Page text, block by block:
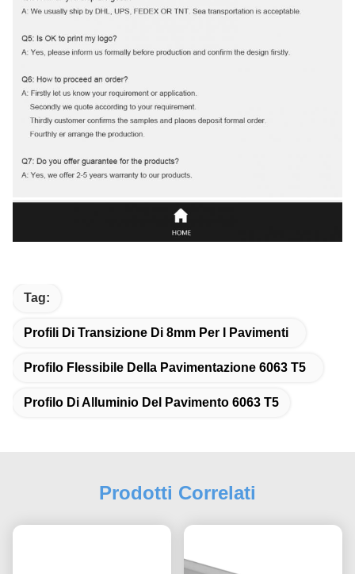
Tag:
Profili Di Transizione Di 8mm Per I Pavimenti
Profilo Flessibile Della Pavimentazione 6063 T5
Profilo Di Alluminio Del Pavimento 6063 T5
Prodotti Correlati